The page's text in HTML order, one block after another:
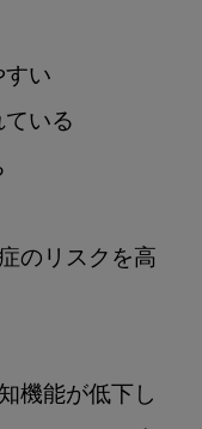
い
いる
のリスクを高
機能が低下し